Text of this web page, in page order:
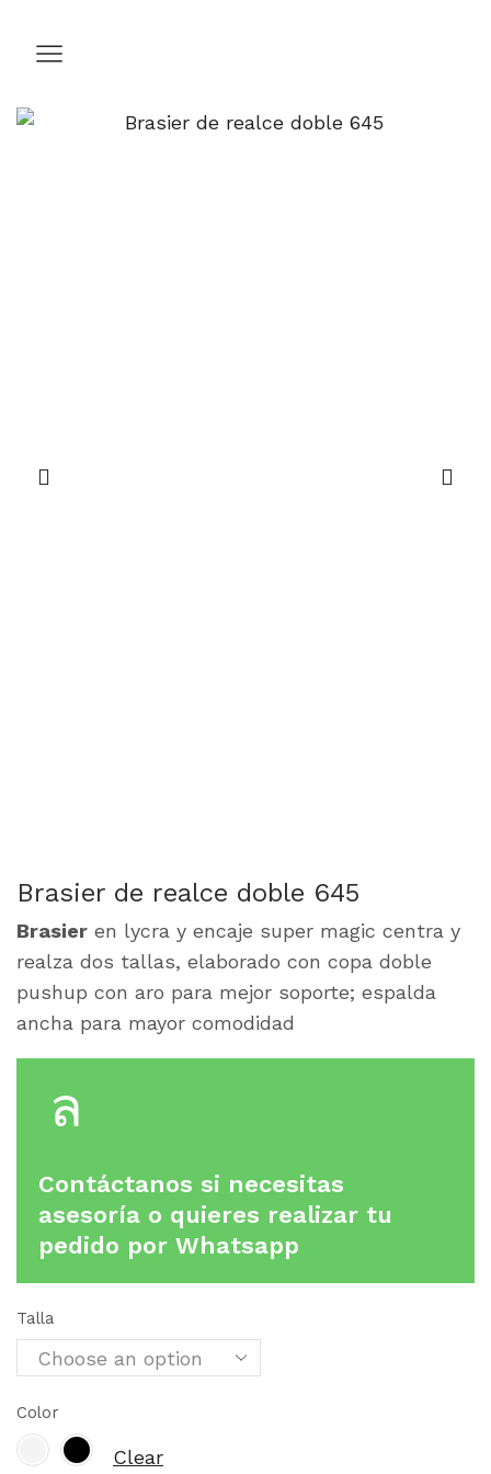
Brasier de realce doble 645
Brasier en lycra y encaje super magic centra y
realza dos tallas, elaborado con copa doble
pushup con aro para mejor soporte; espalda
ancha para mayor comodidad
Contáctanos si necesitas
asesoría o quieres realizar tu
pedido por Whatsapp
Talla
Color
Clear